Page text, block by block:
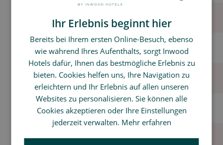
Bademäntel mit Burdigala-Logo
Hausschuhe mit Burdigala-Logo
Haartrockner
Empfangsprodukte Terre de mars
Personenwaage
FRENCH
GERMAN
SPANISH
CHINESE (SIMPLIFIED)
ENGLISH
Ihr Erlebnis beginnt hier
Bereits bei Ihrem ersten Online-Besuch, ebenso
wie während Ihres Aufenthalts, sorgt Inwood
Hotels dafür, Ihnen das bestmögliche Erlebnis zu
bieten. Cookies helfen uns, Ihre Navigation zu
erleichtern und Ihr Erlebnis auf allen unseren
Websites zu personalisieren. Sie können alle
Cookies akzeptieren oder Ihre Einstellungen
jederzeit verwalten. Mehr erfahren